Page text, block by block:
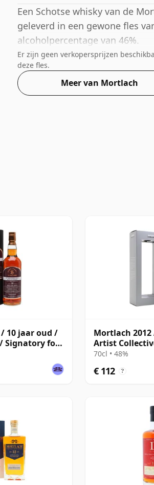
Een Schotse whisky van de
geleverd in een gewone fles
alcoholpercentage van 46%.
Er zijn geen verkopersprijzen
deze fles.
Meer van Mortlach
10 jaar oud /
Signatory for
Mortlach
Artist
70cl • 48%
€ 112 ?